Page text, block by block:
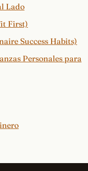
Lado
First)
Success Habits)
Personales para